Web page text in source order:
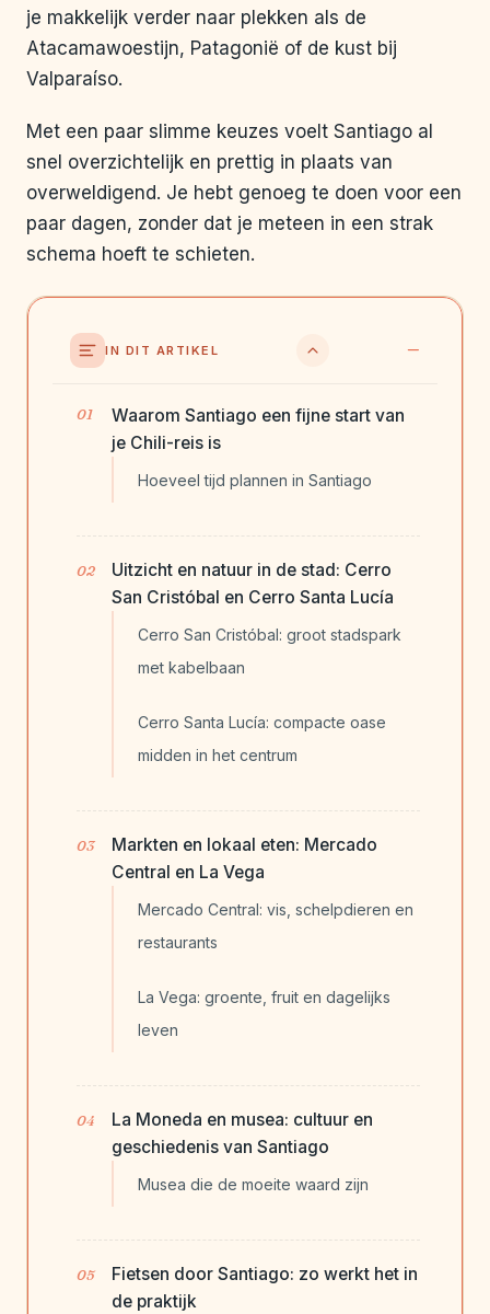
je makkelijk verder naar plekken als de
Atacamawoestijn, Patagonië of de kust bij
Valparaíso.
Met een paar slimme keuzes voelt Santiago al
snel overzichtelijk en prettig in plaats van
overweldigend. Je hebt genoeg te doen voor een
paar dagen, zonder dat je meteen in een strak
schema hoeft te schieten.
IN DIT ARTIKEL
Waarom Santiago een fijne start van
je Chili-reis is
Hoeveel tijd plannen in Santiago
Uitzicht en natuur in de stad: Cerro
San Cristóbal en Cerro Santa Lucía
Cerro San Cristóbal: groot stadspark
met kabelbaan
Cerro Santa Lucía: compacte oase
midden in het centrum
Markten en lokaal eten: Mercado
Central en La Vega
Mercado Central: vis, schelpdieren en
restaurants
La Vega: groente, fruit en dagelijks
leven
La Moneda en musea: cultuur en
geschiedenis van Santiago
Musea die de moeite waard zijn
Fietsen door Santiago: zo werkt het in
de praktijk